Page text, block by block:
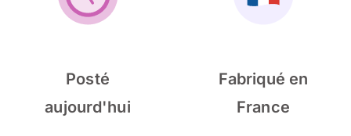
Posté
aujourd'hui
Fabriqué en
France